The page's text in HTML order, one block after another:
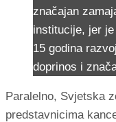
značajan
institucije, jer
15 godina
doprinos i
Paralelno, Svjetska
predstavnicima